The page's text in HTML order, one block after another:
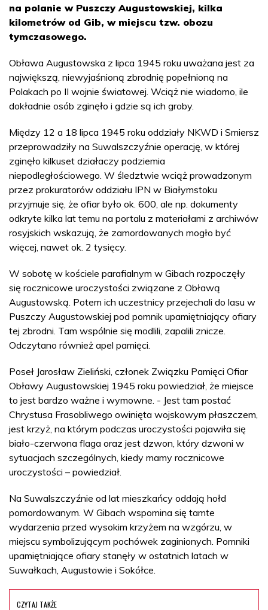
na polanie w Puszczy Augustowskiej, kilka
kilometrów od Gib, w miejscu tzw. obozu
tymczasowego.
Obława Augustowska z lipca 1945 roku uważana jest za
największą, niewyjaśnioną zbrodnię popełnioną na
Polakach po II wojnie światowej. Wciąż nie wiadomo, ile
dokładnie osób zginęło i gdzie są ich groby.
Między 12 a 18 lipca 1945 roku oddziały NKWD i Smiersz
przeprowadziły na Suwalszczyźnie operację, w której
zginęło kilkuset działaczy podziemia
niepodległościowego. W śledztwie wciąż prowadzonym
przez prokuratorów oddziału IPN w Białymstoku
przyjmuje się, że ofiar było ok. 600, ale np. dokumenty
odkryte kilka lat temu na portalu z materiałami z archiwów
rosyjskich wskazują, że zamordowanych mogło być
więcej, nawet ok. 2 tysięcy.
W sobotę w kościele parafialnym w Gibach rozpoczęły
się rocznicowe uroczystości związane z Obławą
Augustowską. Potem ich uczestnicy przejechali do lasu w
Puszczy Augustowskiej pod pomnik upamiętniający ofiary
tej zbrodni. Tam wspólnie się modlili, zapalili znicze.
Odczytano również apel pamięci.
Poseł Jarosław Zieliński, członek Związku Pamięci Ofiar
Obławy Augustowskiej 1945 roku powiedział, że miejsce
to jest bardzo ważne i wymowne. - Jest tam postać
Chrystusa Frasobliwego owinięta wojskowym płaszczem,
jest krzyż, na którym podczas uroczystości pojawiła się
biało-czerwona flaga oraz jest dzwon, który dzwoni w
sytuacjach szczególnych, kiedy mamy rocznicowe
uroczystości – powiedział.
Na Suwalszczyźnie od lat mieszkańcy oddają hołd
pomordowanym. W Gibach wspomina się tamte
wydarzenia przed wysokim krzyżem na wzgórzu, w
miejscu symbolizującym pochówek zaginionych. Pomniki
upamiętniające ofiary stanęły w ostatnich latach w
Suwałkach, Augustowie i Sokółce.
CZYTAJ TAKŻE